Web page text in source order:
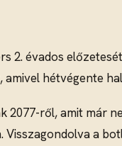
2. évados
hétvégente
2077-ről, amit már
a